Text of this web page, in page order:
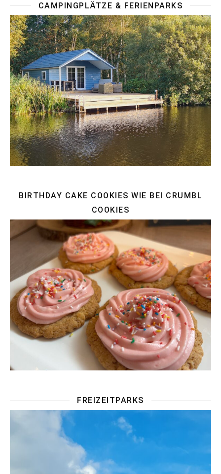
CAMPINGPLÄTZE & FERIENPARKS
BIRTHDAY CAKE COOKIES WIE BEI CRUMBL
COOKIES
FREIZEITPARKS